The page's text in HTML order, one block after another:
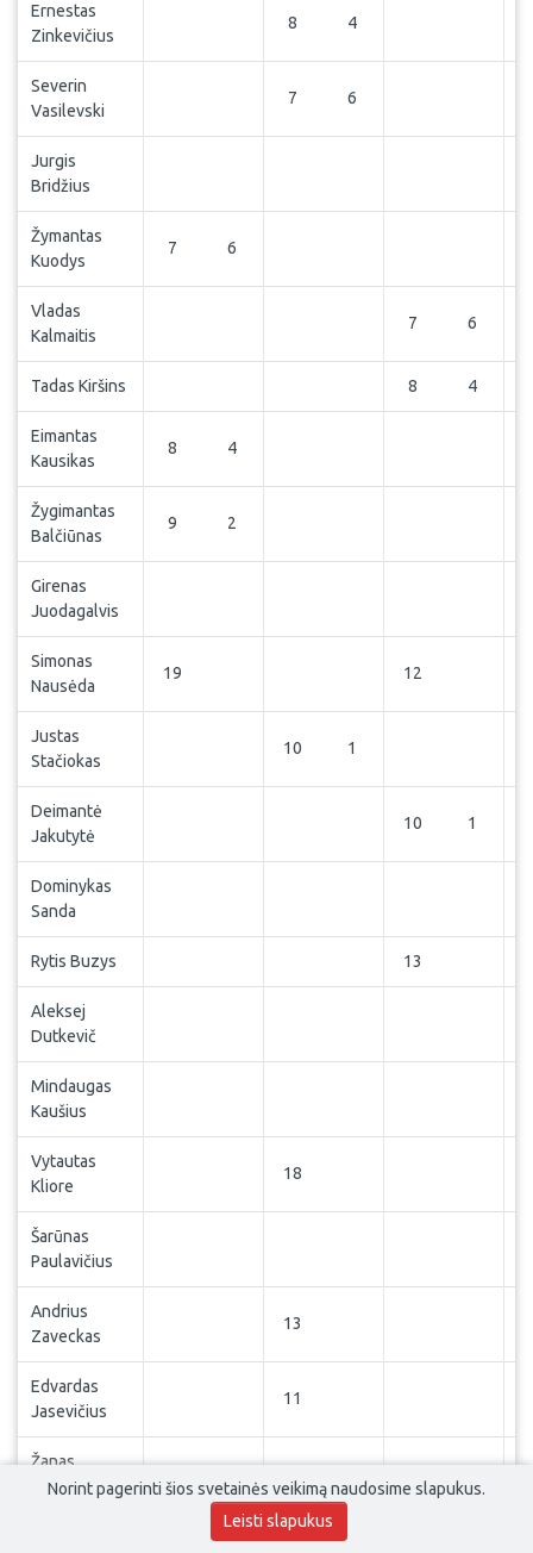
Ernestas
Zinkevičius
8 4
Severin
Vasilevski
7 6
Jurgis
Bridžius
Žymantas
Kuodys
7 6
Vladas
Kalmaitis
7 6
Tadas Kiršins 8 4
Eimantas
Kausikas
8 4
Žygimantas
Balčiūnas
9 2
Girenas
Juodagalvis
Simonas
Nausėda
19 12
Justas
Stačiokas
10 1
Deimantė
Jakutytė
10 1
Dominykas
Sanda
Rytis Buzys 13
Aleksej
Dutkevič
Mindaugas
Kaušius
Vytautas
Kliore
18
Šarūnas
Paulavičius
Andrius
Zaveckas
13
Edvardas
Jasevičius
11
Žanas
Vasiliauskas
Norint pagerinti šios svetainės veikimą naudosime slapukus.
Leisti slapukus